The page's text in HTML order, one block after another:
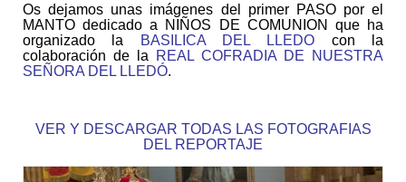
Os dejamos unas imágenes del primer PASO por el
MANTOdedicado a NIÑOS DE COMUNION que ha
organizado la
BASILICA DEL LLEDO con la
colaboración de la
REAL COFRADIA DE NUESTRA
SEÑORA DEL LLEDÓ.
VER Y DESCARGAR TODAS LAS FOTOGRAFIAS
DEL REPORTAJE